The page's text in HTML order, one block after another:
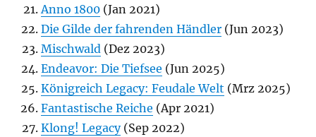
Anno 1800 (Jan 2021)
Die Gilde der fahrenden Händler (Jun 2023)
Mischwald (Dez 2023)
Endeavor: Die Tiefsee (Jun 2025)
Königreich Legacy: Feudale Welt (Mrz 2025)
Fantastische Reiche (Apr 2021)
Klong! Legacy(Sep 2022)